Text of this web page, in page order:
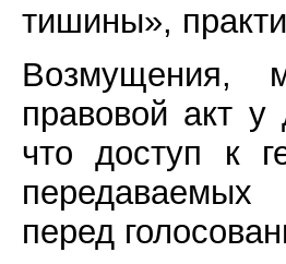
тишины»,
Возмущения,
правовой акт у
что доступ к
передаваемых
перед